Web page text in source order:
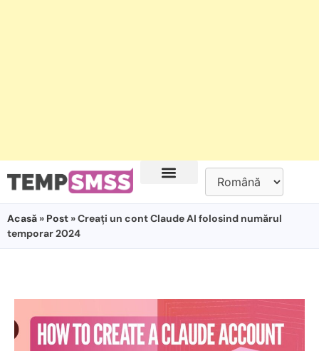
Acasă » Post » Creați un cont Claude AI folosind numărul
temporar 2024